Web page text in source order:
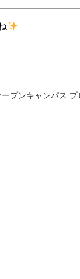
プンキャンパス